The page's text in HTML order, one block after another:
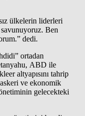
ülkelerin liderleri
savunuyoruz. Ben
dedi.
ortadan
ABD ile
altyapısını tahrip
ve ekonomik
gelecekteki